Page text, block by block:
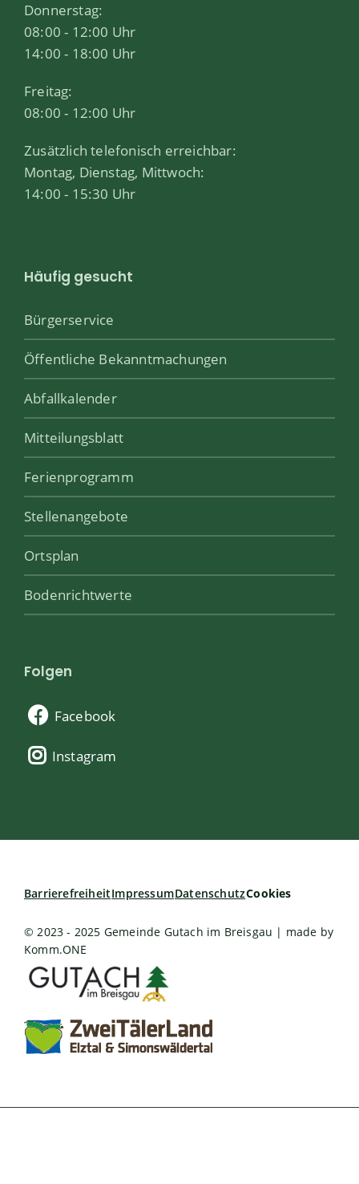
Donnerstag:
08:00 - 12:00 Uhr
14:00 - 18:00 Uhr
Freitag:
08:00 - 12:00 Uhr
Zusätzlich telefonisch erreichbar:
Montag, Dienstag, Mittwoch:
14:00 - 15:30 Uhr
Häufig gesucht
Bürgerservice
Öffentliche Bekanntmachungen
Abfallkalender
Mitteilungsblatt
Ferienprogramm
Stellenangebote
Ortsplan
Bodenrichtwerte
Folgen
Facebook
Instagram
BarrierefreiheitImpressumDatenschutzCookies
© 2023 - 2025 Gemeinde Gutach im Breisgau | made by
Komm.ONE